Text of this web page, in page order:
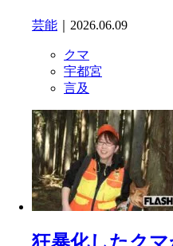
芸能 ｜2026.06.09
クマ
宇都宮
言及